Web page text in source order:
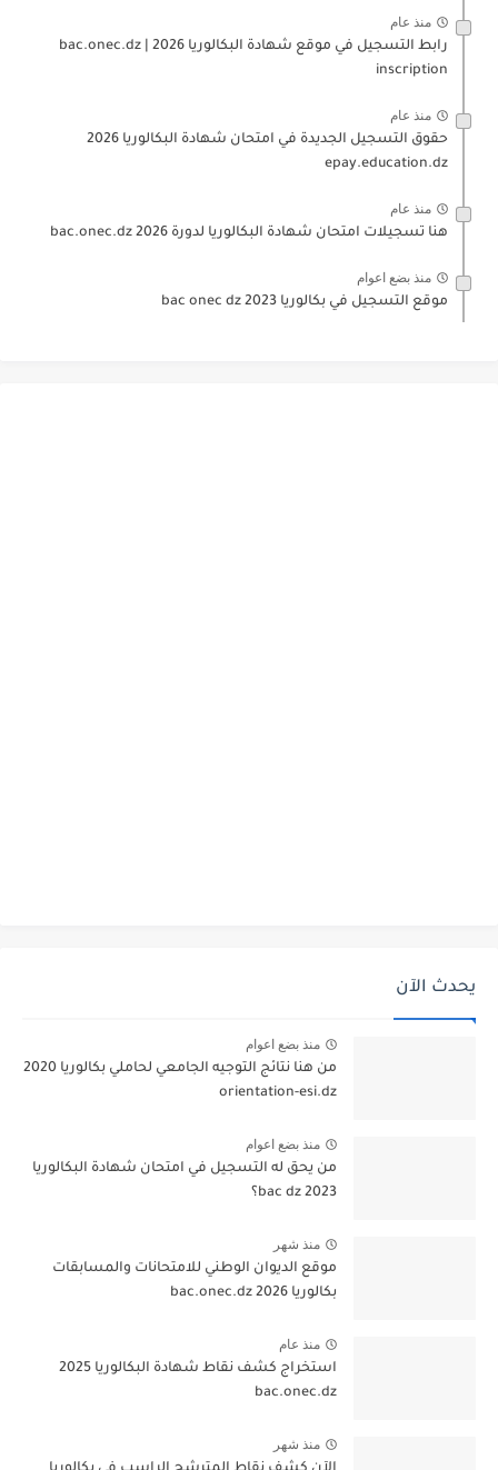
منذ عام
رابط التسجيل في موقع شهادة البكالوريا 2026 | bac.onec.dz
inscription
منذ عام
حقوق التسجيل الجديدة في امتحان شهادة البكالوريا 2026
epay.education.dz
منذ عام
هنا تسجيلات امتحان شهادة البكالوريا لدورة 2026 bac.onec.dz
منذ بضع اعوام
موقع التسجيل في بكالوريا 2023 bac onec dz
يحدث الآن
منذ بضع اعوام
من هنا نتائج التوجيه الجامعي لحاملي بكالوريا 2020
orientation-esi.dz
منذ بضع اعوام
من يحق له التسجيل في امتحان شهادة البكالوريا
bac dz 2023؟
منذ شهر
موقع الديوان الوطني للامتحانات والمسابقات
بكالوريا 2026 bac.onec.dz
منذ عام
استخراج كشف نقاط شهادة البكالوريا 2025
bac.onec.dz
منذ شهر